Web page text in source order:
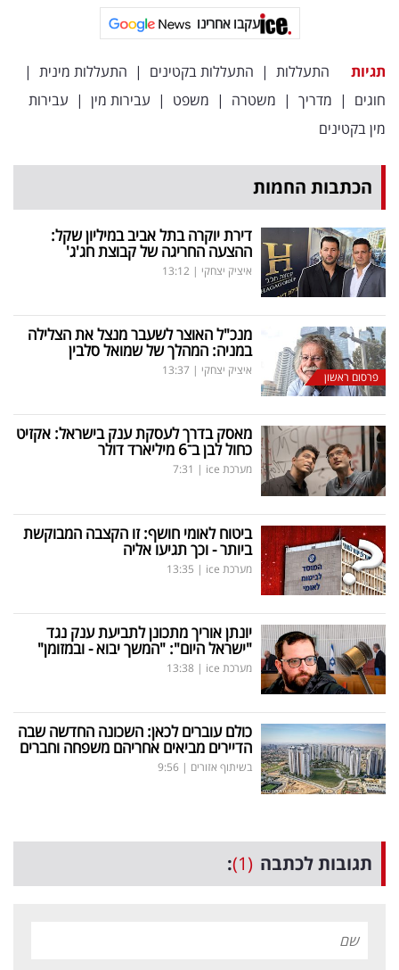
עקבו
אחרינו:
עקבו אחרינו
תגיות התעללות | התעללות בקטינים | התעללות מינית |
חוגים | מדריך | משטרה | משפט | עבירות מין | עבירות
מין בקטינים
הכתבות החמות
דירת יוקרה בתל אביב במיליון שקל:
ההצעה החריגה של קבוצת חג'ג'
איציק יצחקי |
13:12
פרסום ראשון
מנכ"ל האוצר לשעבר מנצל את הצלילה
במניה: המהלך של שמואל סלבין
איציק יצחקי |
13:37
מאסק בדרך לעסקת ענק בישראל: אקזיט
כחול לבן ב־6 מיליארד דולר
מערכת ice |
7:31
ביטוח לאומי חושף: זו הקצבה המבוקשת
ביותר - וכך תגיעו אליה
מערכת ice |
13:35
יונתן אוריך מתכונן לתביעת ענק נגד
"ישראל היום": "המשך יבוא - ובמזומן"
מערכת ice |
13:38
כולם עוברים לכאן: השכונה החדשה שבה
הדיירים מביאים אחריהם משפחה וחברים
בשיתוף אזורים |
9:56
תגובות לכתבה (1)
: